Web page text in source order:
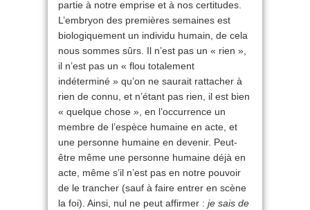
partie à notre emprise et à nos certitudes.
L’embryon des premières semaines est
biologiquement un individu humain, de cela
nous sommes sûrs. Il n’est pas un « rien »,
il n’est pas un « flou totalement
indéterminé » qu’on ne saurait rattacher à
rien de connu, et n’étant pas rien, il est bien
« quelque chose », en l’occurrence un
membre de l’espèce humaine en acte, et
une personne humaine en devenir. Peut-
être même une personne humaine déjà en
acte, même s’il n’est pas en notre pouvoir
de le trancher (sauf à faire entrer en scène
la foi). Ainsi, nul ne peut affirmer : je sais de